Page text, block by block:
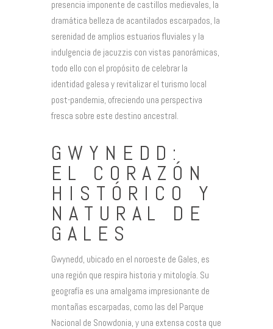
presencia imponente de castillos medievales, la
dramática belleza de acantilados escarpados, la
serenidad de amplios estuarios fluviales y la
indulgencia de jacuzzis con vistas panorámicas,
todo ello con el propósito de celebrar la
identidad galesa y revitalizar el turismo local
post-pandemia, ofreciendo una perspectiva
fresca sobre este destino ancestral.
GWYNEDD:
EL CORAZÓN
HISTÓRICO Y
NATURAL DE
GALES
Gwynedd, ubicado en el noroeste de Gales, es
una región que respira historia y mitología. Su
geografía es una amalgama impresionante de
montañas escarpadas, como las del Parque
Nacional de Snowdonia, y una extensa costa que